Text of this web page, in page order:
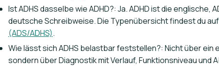
Ist ADHS dasselbe wie ADHD?: Ja. ADHD ist die englische,
deutsche Schreibweise. Die Typenübersicht findest du
(ADS/ADHS).
Wie lässt sich ADHS belastbar feststellen?: Nicht über ein
sondern über Diagnostik mit Verlauf, Funktionsniveau und